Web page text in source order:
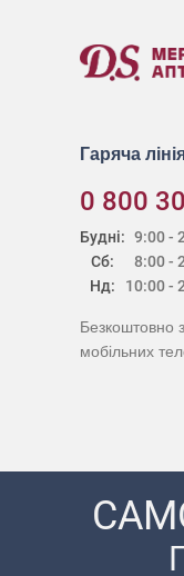
Гаряча
0 800
Будні:
Сб:
Нд:
9:00 -
8:00 -
10:00 -
Безкоштовно
мобільних